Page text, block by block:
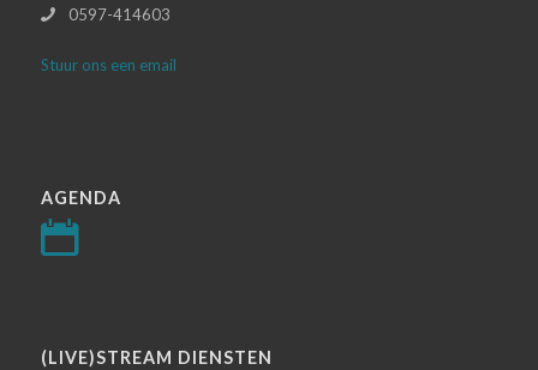
0597-414603
Stuur ons een email
AGENDA
(LIVE)STREAM DIENSTEN